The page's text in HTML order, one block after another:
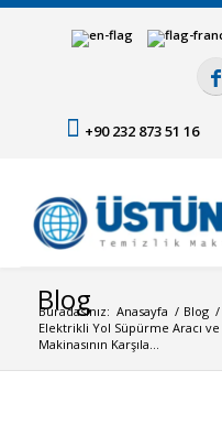
+90 232 873 51 16
Blog
Buradasınız: Anasayfa / Blog /
Elektrikli Yol Süpürme Aracı
Makinasının Karşıla...